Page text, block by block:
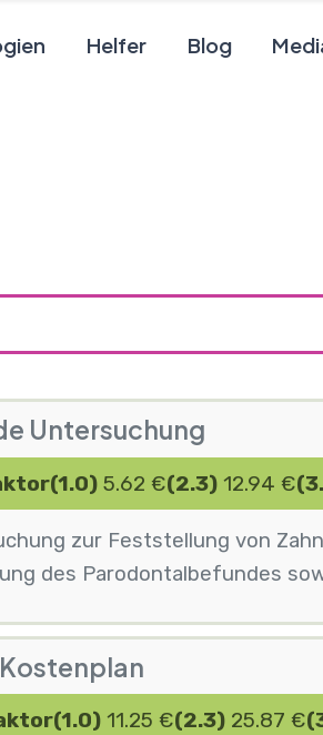
Helfer Blog
Untersuchung
(1.0)5.62 €(2.3)12.94 €
zur Feststellung von
des Parodontalbefundes
(1.0)11.25 €(2.3)25.87 €